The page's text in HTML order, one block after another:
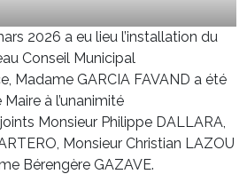
2026 a eu lieu l’installation du
Conseil Municipal
Madame GARCIA FAVAND a été
Maire à l’unanimité
Monsieur Philippe DALLARA,
Monsieur Christian LAZOU
Bérengère GAZAVE.